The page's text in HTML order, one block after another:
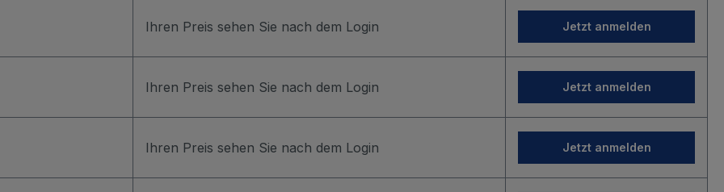
Ihren Preis sehen Sie nach dem Login Jetzt anmelden
Ihren Preis sehen Sie nach dem Login Jetzt anmelden
Ihren Preis sehen Sie nach dem Login Jetzt anmelden